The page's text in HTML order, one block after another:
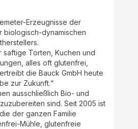
Erzeugnisse der
biologisch-dynamischen
saftige Torten, Kuchen und
alles oft glutenfrei,
die Bauck GmbH heute
zur Zukunft.“
ausschließlich Bio- und
sind. Seit 2005 ist
der ganzen Familie
Mühle, glutenfreie